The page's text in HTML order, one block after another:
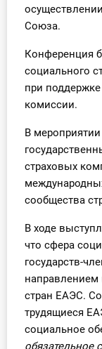
Кадры. Труд.
Учет по
О Системе
Обучение
бухгалтера
Союза.
Конференция
социального
при
комиссии.
В
страховых
сообщества
В ходе
что сфера
государств-
направлением
стран ЕАЭС.
трудящиеся
социальное
обязательное